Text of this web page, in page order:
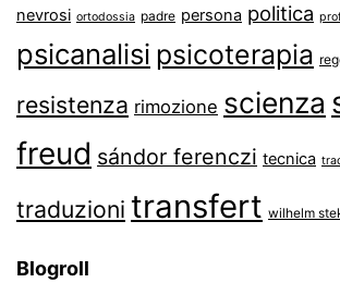
nevrosi ortodossia padre persona politica
psicanalisi psicoterapia
resistenza rimozione scienza
freud sándor ferenczi tecnica
traduzioni transfert wilhelm
Blogroll